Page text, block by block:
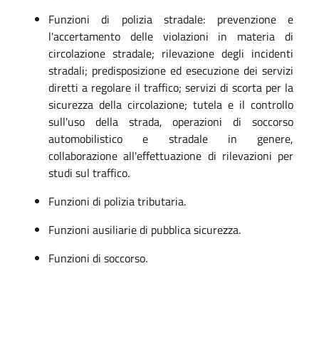
Funzioni di polizia stradale: prevenzione e
l'accertamento delle violazioni in materia di
circolazione stradale; rilevazione degli incidenti
stradali; predisposizione ed esecuzione dei servizi
diretti a regolare il traffico; servizi di scorta per la
sicurezza della circolazione; tutela e il controllo
sull'uso della strada, operazioni di soccorso
automobilistico e stradale in genere,
collaborazione all'effettuazione di rilevazioni per
studi sul traffico.
Funzioni di polizia tributaria.
Funzioni ausiliarie di pubblica sicurezza.
Funzioni di soccorso.